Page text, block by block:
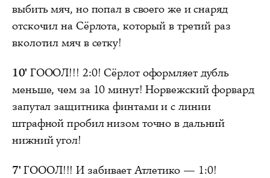
выбить мяч, но попал в своего же и снаряд
отскочил на Сёрлота, который в третий раз
вколотил мяч в сетку!
10' ГОООЛ!!! 2:0! Сёрлот оформляет дубль
меньше, чем за 10 минут! Норвежский форвард
запутал защитника финтами и с линии
штрафной пробил низом точно в дальний
нижний угол!
7' ГОООЛ!!! И забивает Атлетико — 1:0!